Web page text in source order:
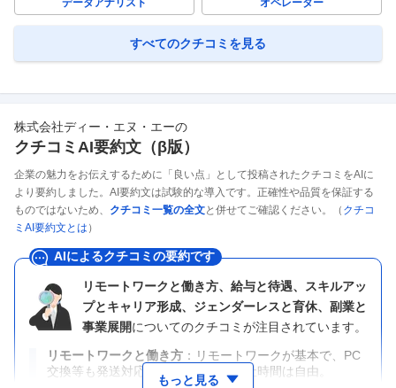
データアナリスト オペレーター
すべてのクチコミを見る
株式会社ディー・エヌ・エーの
クチコミAI要約文（β版）
企業の魅力をお伝えするために「良い点」として投稿されたクチコミをAIに
より要約しました。AI要約文は試験的な導入です。正確性や品質を保証する
ものではないため、 クチコミ一覧の全文と併せてご確認ください。（ クチコ
ミAI要約文とは ）
AIによるクチコミの要約です
リモートワークと働き方、給与と待遇、スキルアッ
プとキャリア形成、ジェンダーレスと育休、副業と
事業展開についてのクチコミが注目されています。
リモートワークと働き方
リモートワークが基本で、PC
交換等も発送対応。裁量労働制で出社時間は自由。
もっと見る